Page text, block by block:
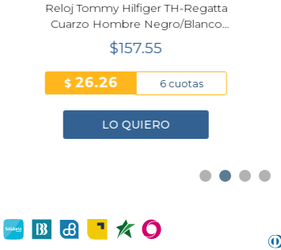
Reloj Tommy Hilfiger TH-Regatta
Cuarzo Hombre Negro/Blanco
42mm
$157.55
26.26 6 cuotas
LO QUIERO